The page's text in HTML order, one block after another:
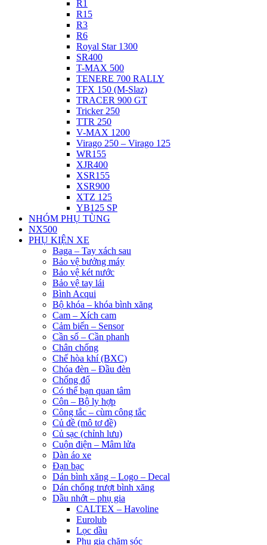
R1
R15
R3
R6
Royal Star 1300
SR400
T-MAX 500
TENERE 700 RALLY
TFX 150 (M-Slaz)
TRACER 900 GT
Tricker 250
TTR 250
V-MAX 1200
Virago 250 – Virago 125
WR155
XJR400
XSR155
XSR900
XTZ 125
YB125 SP
NHÓM PHỤ TÙNG
NX500
PHỤ KIỆN XE
Baga – Tay xách sau
Bảo vệ bưởng máy
Bảo vệ két nước
Bảo vệ tay lái
Bình Acqui
Bộ khóa – khóa bình xăng
Cam – Xích cam
Cảm biến – Sensor
Cần số – Cần phanh
Chân chống
Chế hòa khí (BXC)
Chóa đèn – Đầu đèn
Chống đổ
Có thể bạn quan tâm
Côn – Bộ ly hợp
Công tắc – cùm công tắc
Củ đề (mô tơ đề)
Củ sạc (chỉnh lưu)
Cuộn điện – Mâm lửa
Dàn áo xe
Đạn bạc
Dán bình xăng – Logo – Decal
Dán chống trượt bình xăng
Dầu nhớt – phụ gia
CALTEX – Havoline
Eurolub
Lọc dầu
Phụ gia chăm sóc